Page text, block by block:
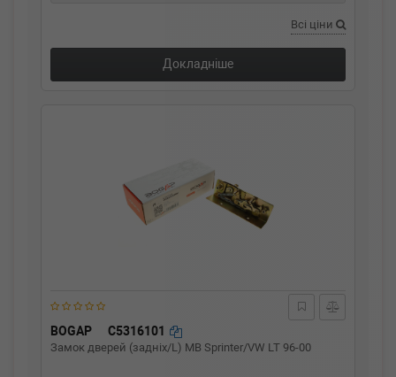
Всі ціни
Докладніше
BOGAP C5316101
Замок дверей (задніх/L) MB Sprinter/VW LT 96-00